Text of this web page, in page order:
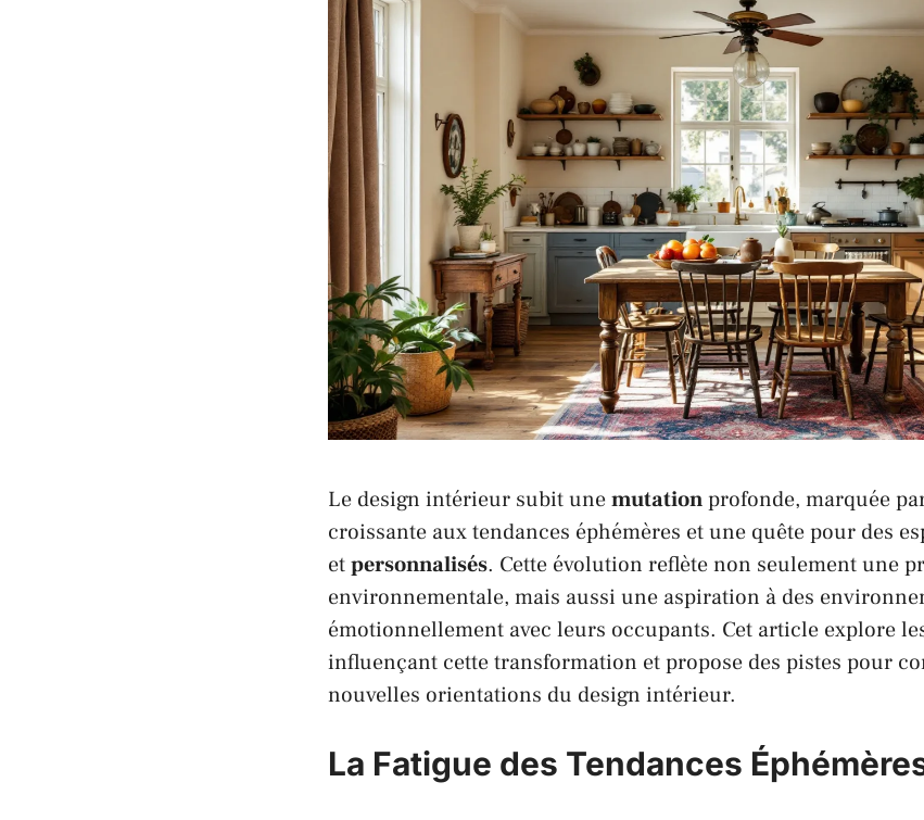
Le design intérieur subit unemutationprofonde, marquée
croissante aux tendances éphémères et une quête pour des
etpersonnalisés. Cette évolution reflète non seulement une
environnementale, mais aussi une aspiration à des
émotionnellement avec leurs occupants. Cet article explore
influençant cette transformation et propose des pistes pour
nouvelles orientations du design intérieur.
La Fatigue des Tendances